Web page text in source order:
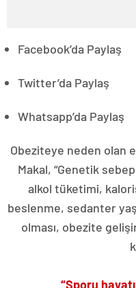
Facebook’da Paylaş
Twitter’da Paylaş
Whatsapp’da Paylaş
Obeziteye neden olan
Makal, “Genetik
alkol tüketimi,
beslenme, sedanter
olması, obezite
“Sporu